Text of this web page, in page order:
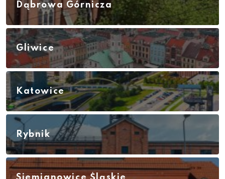
Dąbrowa Górnicza
Gliwice
Katowice
Rybnik